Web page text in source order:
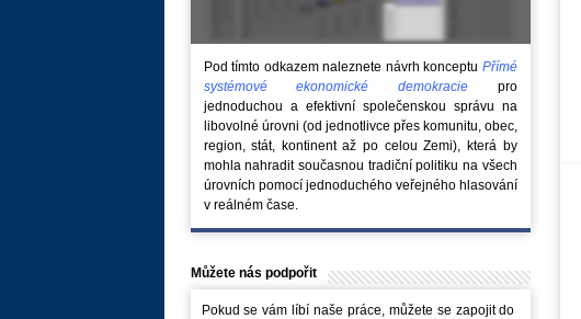
Pod tímto odkazem naleznete návrh konceptu Přímé
systémové ekonomické demokracie pro
jednoduchou a efektivní společenskou správu na
libovolné úrovni (od jednotlivce přes komunitu, obec,
region, stát, kontinent až po celou Zemi), která by
mohla nahradit současnou tradiční politiku na všech
úrovních pomocí jednoduchého veřejného hlasování
v reálném čase.
Můžete nás podpořit
Pokud se vám líbí naše práce, můžete se zapojit do